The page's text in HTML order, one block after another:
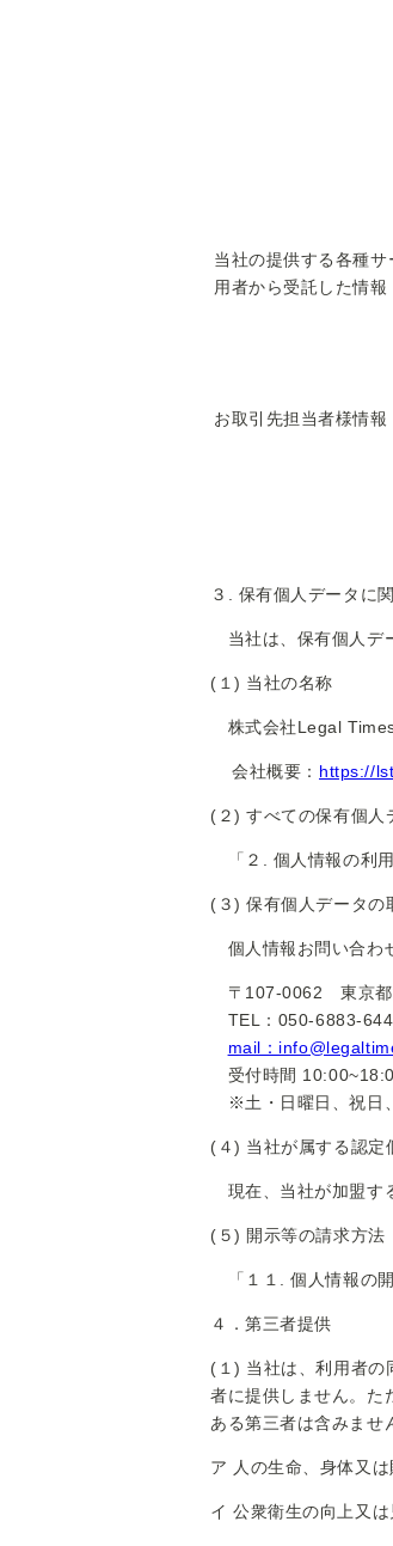
当社の提供する各種
用者から受託した情報
お取引先担当者様情報
３. 保有個人データに
当社は、保有個人デ
(１) 当社の名称
株式会社Legal
会社概要： https://
(２) すべての保有個人
「２. 個人情報の利
(３) 保有個人データの
個人情報お問い合わ
〒107-0062 東京都
TEL：050-6883-
mail：
受付時間
※土・日曜日、祝日
(４) 当社が属する認定
現在、当社が加盟す
(５) 開示等の請求方法
「１１. 個人情報の
４．第三者提供
(１) 当社は、利用者の
者に提供しません。た
ある第三者は含みませ
ア 人の生命、身体又
イ 公衆衛生の向上又